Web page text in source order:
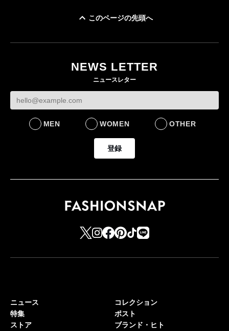
このページの先頭へ
NEWS LETTER
ニュースレター
MEN WOMEN OTHER
登録
ニュース
特集
ストア
コレクション
ポスト
ブランド・ヒト